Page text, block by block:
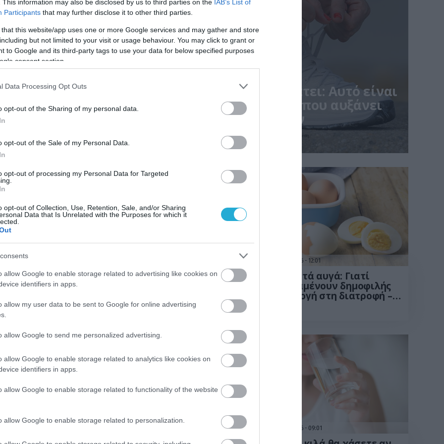
This information may also be disclosed by us to third parties on the IAB’s List of
Participants that may further disclose it to other third parties.
that this website/app uses one or more Google services and may gather and store
but not limited to your visit or usage behaviour. You may click to grant or
to Google and its third-party tags to use your data for below specified purposes
consent section.
Data Processing Opt Outs
opt-out of the Sharing of my personal data.
opt-out of the Sale of my Personal Data.
opt-out of processing my Personal Data for Targeted
opt-out of Collection, Use, Retention, Sale, and/or Sharing
Data that Is Unrelated with the Purposes for which it
allow Google to enable storage related to advertising like cookies on
identifiers in apps.
allow my user data to be sent to Google for online advertising
allow Google to send me personalized advertising.
allow Google to enable storage related to analytics like cookies on
identifiers in apps.
allow Google to enable storage related to functionality of the website
allow Google to enable storage related to personalization.
οφέλη για
Personal trainer αποκαλύπτει: Αυτό είναι
το λάθος με τα παπούτσια που αυξάνει
τον κίνδυνο τραυματισμών
Η επιλογή του κατάλληλου παπουτσιού για κάθε είδος προπόνησης δεν αφορά μόνο την άνεση
12:01
φρούτο που
να μειώσει την
στην
Το καλοκαιρινό φρούτο
που μπορεί να κρύβει
Το λάθος που κάνουν
14.07.2026 12:01
Βραστά αυγά: Γιατί
παραμένουν δημοφιλής
επιλογή στη διατροφή –
13.07.2026 09:01